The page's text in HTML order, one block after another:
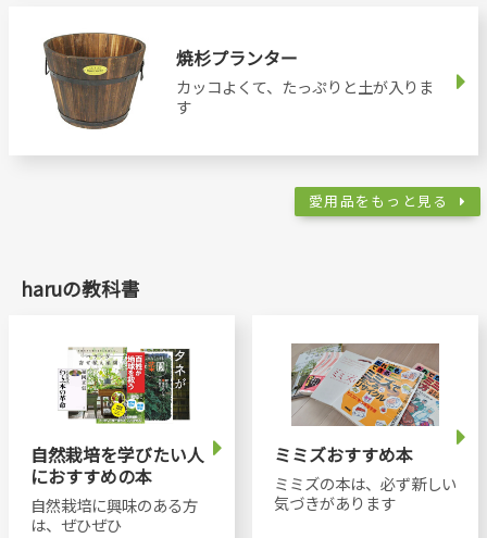
焼杉プランター
カッコよくて、たっぷりと土が入りま
す
愛用品をもっと見る
haruの教科書
自然栽培を学びたい人
におすすめの本
自然栽培に興味のある方
は、ぜひぜひ
ミミズおすすめ本
ミミズの本は、必ず新しい
気づきがあります